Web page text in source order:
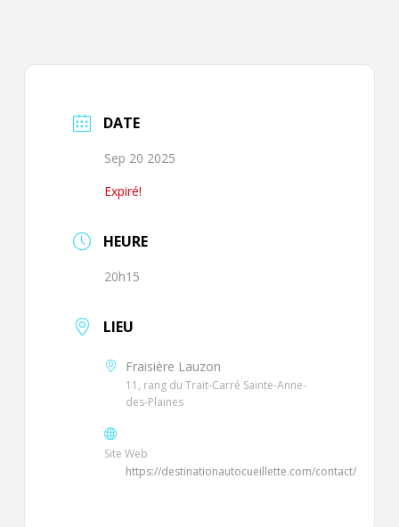
DATE
Sep 20 2025
Expiré!
HEURE
20h15
LIEU
Fraisière Lauzon
11, rang du Trait-Carré Sainte-Anne-
des-Plaines
Site Web
https://destinationautocueillette.com/contact/